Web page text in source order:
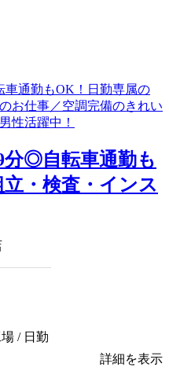
◎自転車通勤も
・検査・インス
/ 日勤
詳細を表示